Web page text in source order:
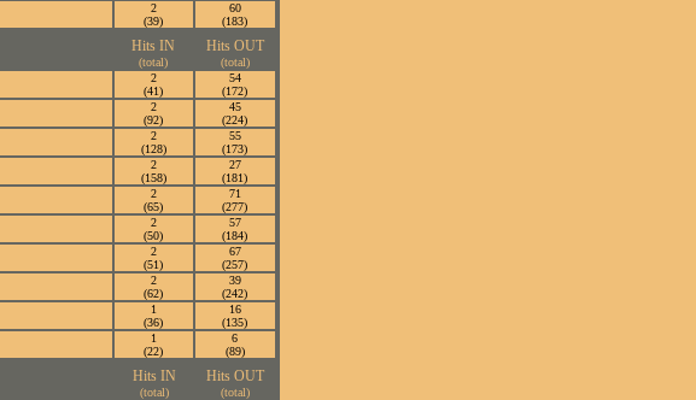
2
(39)
60
(183)
Hits IN
(total)
Hits OUT
(total)
2
(41)
54
(172)
2
(92)
45
(224)
2
(128)
55
(173)
2
(158)
27
(181)
2
(65)
71
(277)
2
(50)
57
(184)
2
(51)
67
(257)
2
(62)
39
(242)
1
(36)
16
(135)
1
(22)
6
(89)
Hits IN
(total)
Hits OUT
(total)